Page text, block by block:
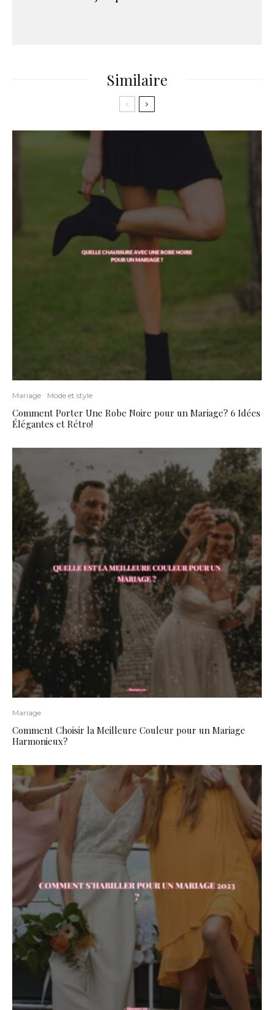
Similaire
Mariage Mode et style
Comment Porter Une Robe Noire pour un Mariage? 6 Idées
Élégantes et Rétro!
Mariage
Comment Choisir la Meilleure Couleur pour un Mariage
Harmonieux?